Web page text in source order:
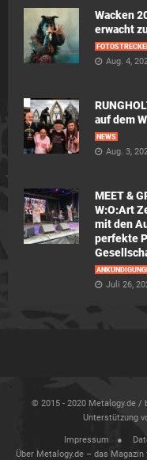
Wacken
erwacht
Aug. 4,
auf dem
NEWS
Aug. 3,
MEET &
W:O:Art
mit den
perfekte
Juli 26,
© 2015 - 2020 Metalogy.de /
Unterstützung
Impressum
Über Metalogy.de – das Magazin